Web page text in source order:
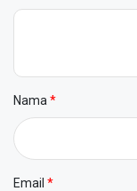
Nama
Email